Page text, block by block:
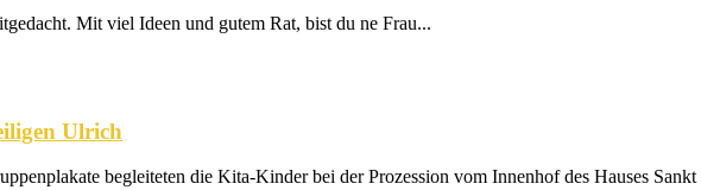
Mit viel Ideen und gutem Rat, bist du ne Frau...
Ulrich
begleiteten die Kita-Kinder bei der Prozession vom Innenhof des Hauses